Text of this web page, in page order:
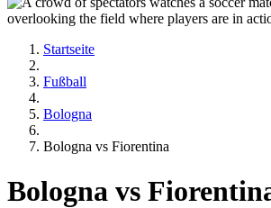
Startseite
Fußball
Bologna
Bologna vs Fiorentina
Bologna vs